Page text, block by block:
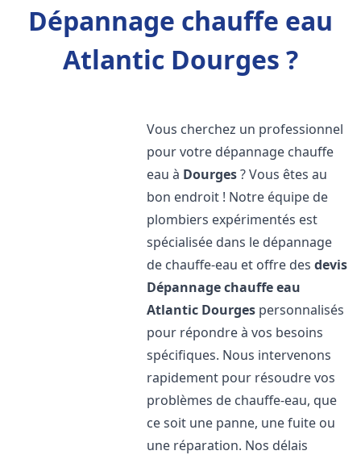
Dépannage chauffe eau
Atlantic Dourges ?
Vous cherchez un professionnel
pour votre dépannage chauffe
eau à Dourges? Vous êtes au
bon endroit ! Notre équipe de
plombiers expérimentés est
spécialisée dans le dépannage
de chauffe-eau et offre desdevis
Dépannage chauffe eau
Atlantic Dourges personnalisés
pour répondre à vos besoins
spécifiques. Nous intervenons
rapidement pour résoudre vos
problèmes de chauffe-eau, que
ce soit une panne, une fuite ou
une réparation. Nos délais